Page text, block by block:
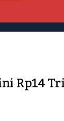
Rp14